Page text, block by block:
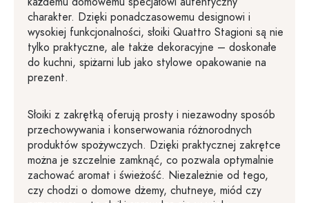
charakter. Dzięki ponadczasowemu designowi i
wysokiej funkcjonalności, słoiki Quattro Stagioni są nie
tylko praktyczne, ale także dekoracyjne – doskonałe
do kuchni, spiżarni lub jako stylowe opakowanie na
prezent.
Słoiki z zakrętką oferują prosty i niezawodny sposób
przechowywania i konserwowania różnorodnych
produktów spożywczych. Dzięki praktycznej zakrętce
można je szczelnie zamknąć, co pozwala optymalnie
zachować aromat i świeżość. Niezależnie od tego,
czy chodzi o domowe dżemy, chutneye, miód czy